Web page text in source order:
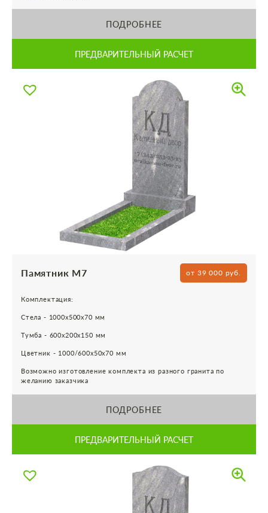
ПОДРОБНЕЕ
ПРЕДВАРИТЕЛЬНЫЙ РАСЧЕТ
Памятник М7 от 39 000 руб.
Комплектация:
Стела - 1000х500х70 мм
Тумба - 600х200х150 мм
Цветник - 1000/600х50х70 мм
Возможно изготовление комплекта из разного гранита по
желанию заказчика
ПОДРОБНЕЕ
ПРЕДВАРИТЕЛЬНЫЙ РАСЧЕТ